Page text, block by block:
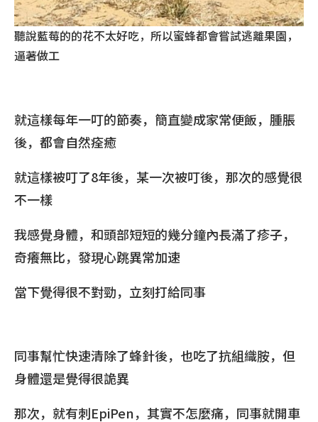
聽說藍莓的的花不太好吃，所以蜜蜂都會嘗試逃離果園，
逼著做工
就這樣每年一叮的節奏，簡直變成家常便飯，腫脹
後，都會自然痊癒
就這樣被叮了8年後，某一次被叮後，那次的感覺很
不一樣
我感覺身體，和頭部短短的幾分鐘內長滿了疹子，
奇癢無比，發現心跳異常加速
當下覺得很不對勁，立刻打給同事
同事幫忙快速清除了蜂針後，也吃了抗組織胺，但
身體還是覺得很詭異
那次，就有刺EpiPen，其實不怎麼痛，同事就開車